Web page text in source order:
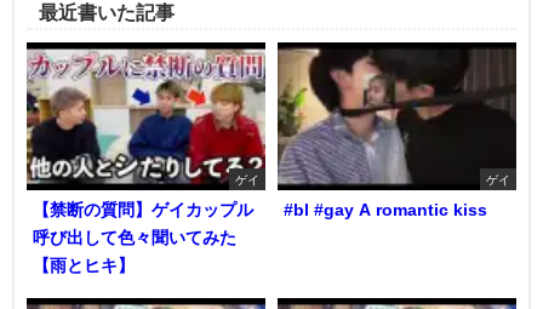
最近書いた記事
ゲイ
【禁断の質問】ゲイカップル
呼び出して色々聞いてみた
【雨とヒキ】
ゲイ
#bl #gay A romantic kiss